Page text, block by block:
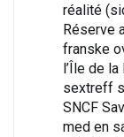
réalité
Réserve
franske
l’Île de
sextreff
SNCF
med en